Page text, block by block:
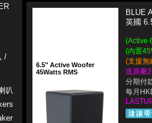
/
叭
6.5" Active Woofer
45Watts RMS
BLUE
英國
(Active
(內置
(支援無
送原廠
分期付
每月